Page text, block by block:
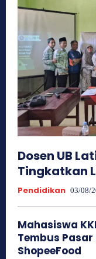
Dosen UB
Tingkatkan
Pendidikan 03/08/
Mahasiswa
Tembus
ShopeeFood